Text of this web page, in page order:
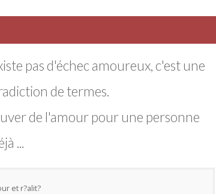
pas d'échec amoureux, c'est une
de termes.
de l'amour pour une personne
...
et r?alit?